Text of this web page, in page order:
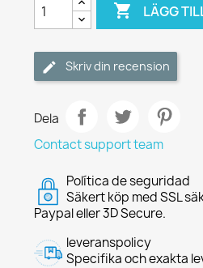
 LÄGG
Skriv din recension
Dela
Contact support team
Política de seguridad
Säkert köp med SSL
Paypal eller 3D Secure.
leveranspolicy
Specifika och exakta